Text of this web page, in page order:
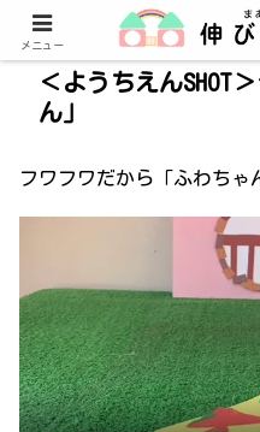
＜ようちえんSHOT
ん」
フワフワだから「ふわち
メニュー